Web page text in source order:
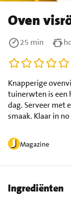
Oven
Magazine
Knapperige
tuinerwten is een
dag. Serveer met
smaak. Klaar in
25 min
Ingrediënten